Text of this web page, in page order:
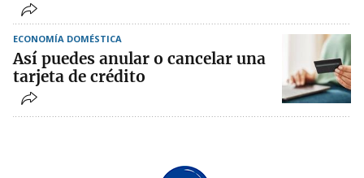
ECONOMÍA DOMÉSTICA
Así puedes anular o cancelar una
tarjeta de crédito